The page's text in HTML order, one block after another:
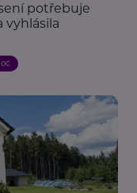
potřebuje
vyhlásila